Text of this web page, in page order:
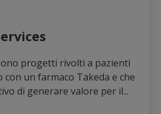
progetti rivolti a pazienti
un farmaco Takeda e che
di generare valore per il...